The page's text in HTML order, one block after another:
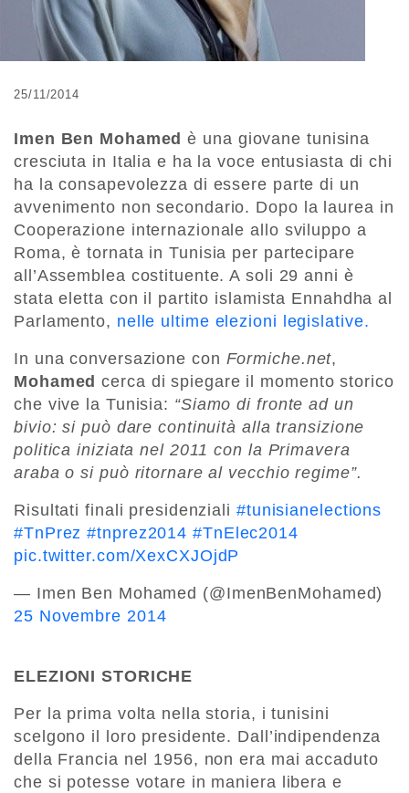
25/11/2014
Imen Ben Mohamed è una giovane tunisina
cresciuta in Italia e ha la voce entusiasta di chi
ha la consapevolezza di essere parte di un
avvenimento non secondario. Dopo la laurea in
Cooperazione internazionale allo sviluppo a
Roma, è tornata in Tunisia per partecipare
all’Assemblea costituente. A soli 29 anni è
stata eletta con il partito islamista Ennahdha al
Parlamento, nelle ultime elezioni legislative.
In una conversazione con Formiche.net,
Mohamed cerca di spiegare il momento storico
che vive la Tunisia: “Siamo di fronte ad un
bivio: si può dare continuità alla transizione
politica iniziata nel 2011 con la Primavera
araba o si può ritornare al vecchio regime”.
Risultati finali presidenziali #tunisianelections
#TnPrez #tnprez2014 #TnElec2014
pic.twitter.com/XexCXJOjdP
— Imen Ben Mohamed (@ImenBenMohamed)
25 Novembre 2014
ELEZIONI STORICHE
Per la prima volta nella storia, i tunisini
scelgono il loro presidente. Dall’indipendenza
della Francia nel 1956, non era mai accaduto
che si potesse votare in maniera libera e